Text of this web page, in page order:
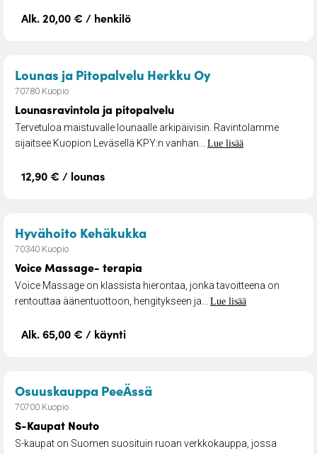
Alk. 20,00 € / henkilö
Lounas ja Pitopalvelu Herkku Oy–
70780 Kuopio
Lounasravintola ja pitopalvelu
Tervetuloa maistuvalle lounaalle arkipäivisin. Ravintolamme
sijaitsee Kuopion Leväsellä KPY:n vanhan... Lue lisää
12,90 € / lounas
Hyvähoito Kehäkukka– Voice Massage- terapia
70340 Kuopio
Voice Massage- terapia
Voice Massage on klassista hierontaa, jonka tavoitteena on
rentouttaa äänentuottoon, hengitykseen ja... Lue lisää
Alk. 65,00 € / käynti
Osuuskauppa PeeÄssä– S-Kaupat Nouto
70700 Kuopio
S-Kaupat Nouto
S-kaupat on Suomen suosituin ruoan verkkokauppa, jossa